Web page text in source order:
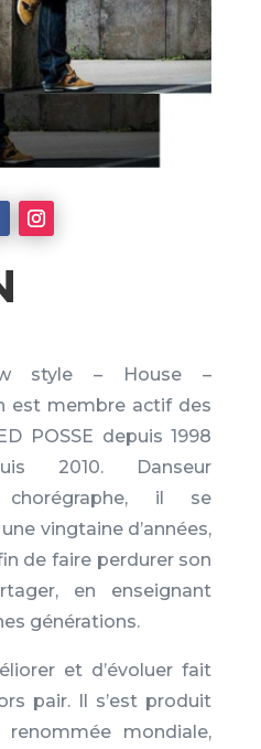
style – House –
est membre actif des
POSSE depuis 1998
2010. Danseur
il se
vingtaine d’années,
de faire perdurer son
en enseignant
générations.
et d’évoluer fait
pair. Il s’est produit
mondiale,